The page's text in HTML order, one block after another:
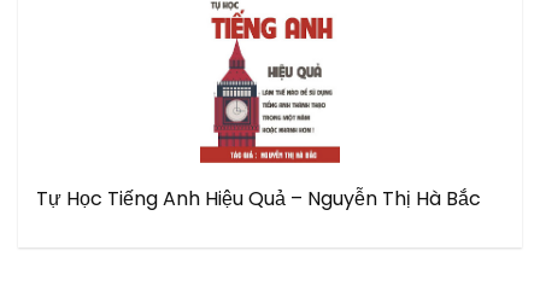
Tự Học Tiếng Anh Hiệu Quả – Nguyễn Thị Hà Bắc